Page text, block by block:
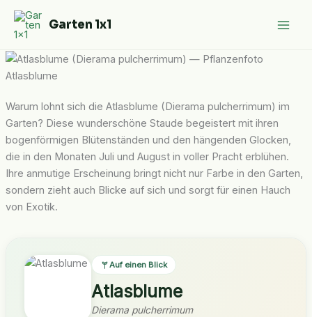
Zum
Inhalt
springen
Garten 1x1
Atlasblume
Warum lohnt sich die Atlasblume (Dierama pulcherrimum) im
Garten? Diese wunderschöne Staude begeistert mit ihren
bogenförmigen Blütenständen und den hängenden Glocken,
die in den Monaten Juli und August in voller Pracht erblühen.
Ihre anmutige Erscheinung bringt nicht nur Farbe in den Garten,
sondern zieht auch Blicke auf sich und sorgt für einen Hauch
von Exotik.
Auf einen Blick
Atlasblume
Dierama pulcherrimum